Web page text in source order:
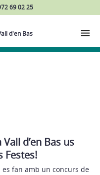
69 02 25
d'en Bas
d’en Bas us
Festes!
fan amb un concurs de